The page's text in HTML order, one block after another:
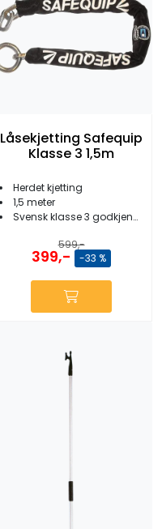
Låsekjetting Safequip
Klasse 3 1,5m
Herdet kjetting
1,5 meter
Svensk klasse 3 godkjenning
599,-
399,- -33 %